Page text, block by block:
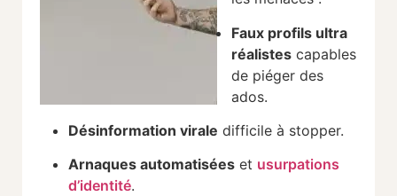
Faux profils ultra
réalistes capables
de piéger des
ados.
Désinformation virale difficile à stopper.
Arnaques automatisées et usurpations
d’identité.